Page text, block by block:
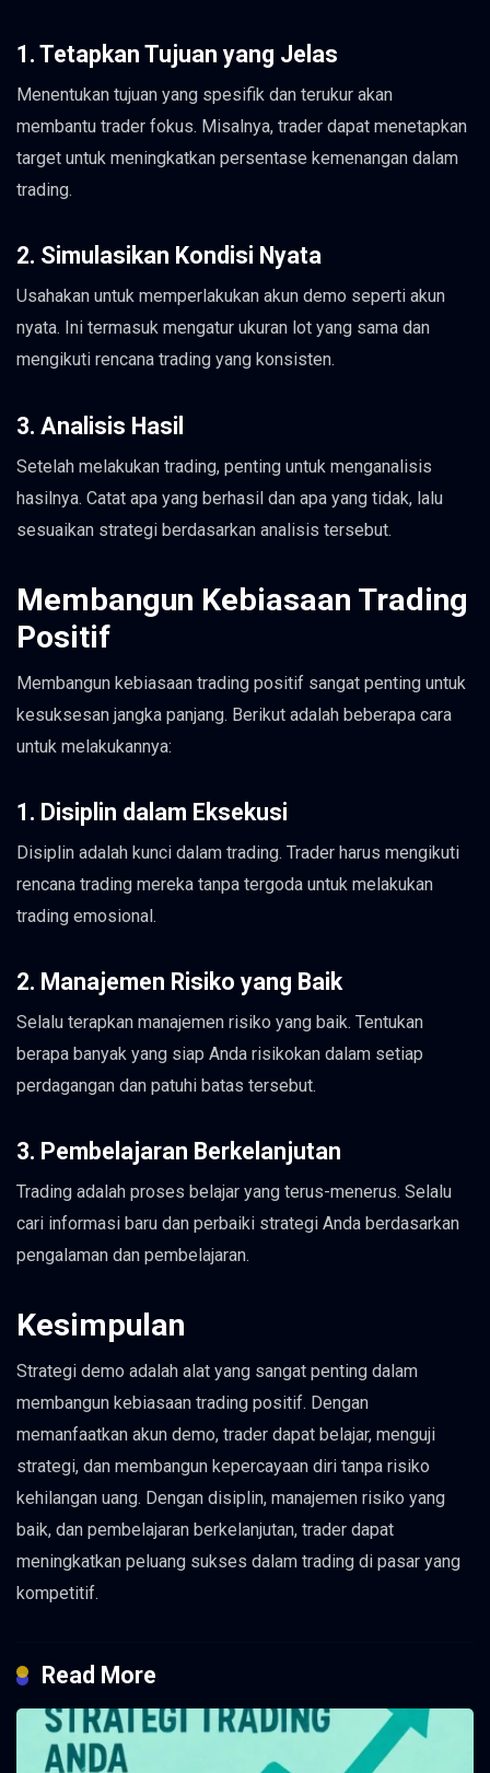
1. Tetapkan Tujuan yang Jelas
Menentukan tujuan yang spesifik dan terukur akan
membantu trader fokus. Misalnya, trader dapat menetapkan
target untuk meningkatkan persentase kemenangan dalam
trading.
2. Simulasikan Kondisi Nyata
Usahakan untuk memperlakukan akun demo seperti akun
nyata. Ini termasuk mengatur ukuran lot yang sama dan
mengikuti rencana trading yang konsisten.
3. Analisis Hasil
Setelah melakukan trading, penting untuk menganalisis
hasilnya. Catat apa yang berhasil dan apa yang tidak, lalu
sesuaikan strategi berdasarkan analisis tersebut.
Membangun Kebiasaan Trading
Positif
Membangun kebiasaan trading positif sangat penting untuk
kesuksesan jangka panjang. Berikut adalah beberapa cara
untuk melakukannya:
1. Disiplin dalam Eksekusi
Disiplin adalah kunci dalam trading. Trader harus mengikuti
rencana trading mereka tanpa tergoda untuk melakukan
trading emosional.
2. Manajemen Risiko yang Baik
Selalu terapkan manajemen risiko yang baik. Tentukan
berapa banyak yang siap Anda risikokan dalam setiap
perdagangan dan patuhi batas tersebut.
3. Pembelajaran Berkelanjutan
Trading adalah proses belajar yang terus-menerus. Selalu
cari informasi baru dan perbaiki strategi Anda berdasarkan
pengalaman dan pembelajaran.
Kesimpulan
Strategi demo adalah alat yang sangat penting dalam
membangun kebiasaan trading positif. Dengan
memanfaatkan akun demo, trader dapat belajar, menguji
strategi, dan membangun kepercayaan diri tanpa risiko
kehilangan uang. Dengan disiplin, manajemen risiko yang
baik, dan pembelajaran berkelanjutan, trader dapat
meningkatkan peluang sukses dalam trading di pasar yang
kompetitif.
Read More